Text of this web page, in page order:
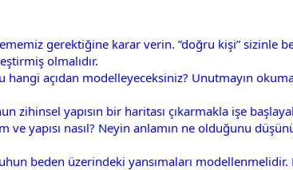
gerektiğine karar verin. ”doğru kişi” sizinle
olmalıdır.
açıdan modelleyeceksiniz? Unutmayın
zihinsel yapısın bir haritası çıkarmakla işe
yapısı nasıl? Neyin anlamın ne olduğunu
beden üzerindeki yansımaları